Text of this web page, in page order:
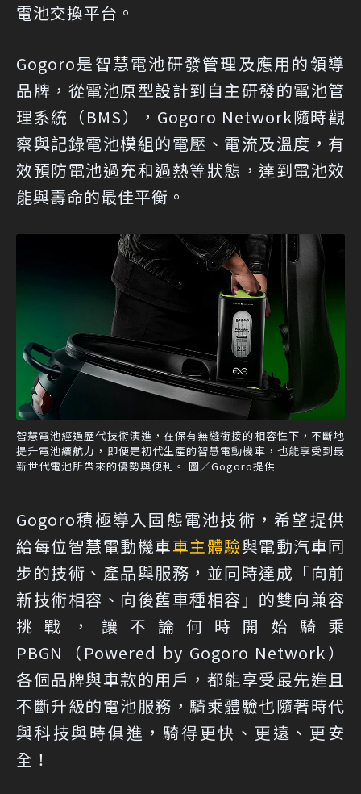
電池交換平台。
Gogoro是智慧電池研發管理及應用的領導
品牌，從電池原型設計到自主研發的電池管
理系統（BMS），Gogoro Network隨時觀
察與記錄電池模組的電壓、電流及溫度，有
效預防電池過充和過熱等狀態，達到電池效
能與壽命的最佳平衡。
智慧電池經過歷代技術演進，在保有無縫銜接的相容性下，不斷地
提升電池續航力，即便是初代生產的智慧電動機車，也能享受到最
新世代電池所帶來的優勢與便利。 圖／Gogoro提供
Gogoro積極導入固態電池技術，希望提供
給每位智慧電動機車車主體驗與電動汽車同
步的技術、產品與服務，並同時達成「向前
新技術相容、向後舊車種相容」的雙向兼容
挑戰，讓不論何時開始騎乘
PBGN（Powered by Gogoro Network）
各個品牌與車款的用戶，都能享受最先進且
不斷升級的電池服務，騎乘體驗也隨著時代
與科技與時俱進，騎得更快、更遠、更安
全！